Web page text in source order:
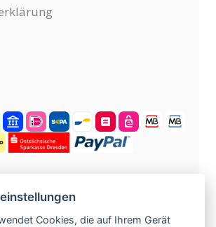
KOSTENLOS ANMELDEN
Cookies, die auf Ihrem Gerät